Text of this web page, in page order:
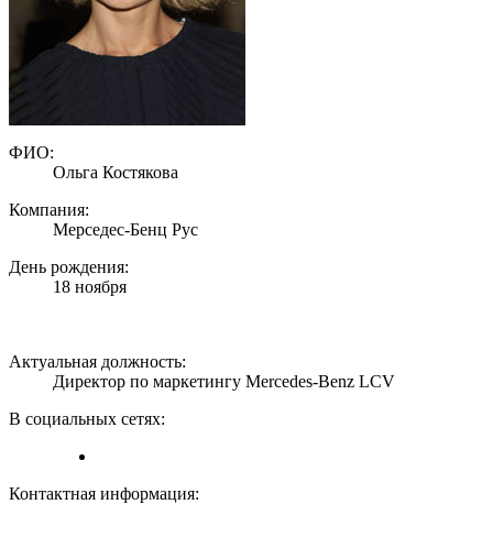
ФИО:
Ольга Костякова
Компания:
Мерседес-Бенц Рус
День рождения:
18 ноября
Актуальная должность:
Директор по маркетингу Mercedes-Benz LCV
В социальных сетях:
Контактная информация: